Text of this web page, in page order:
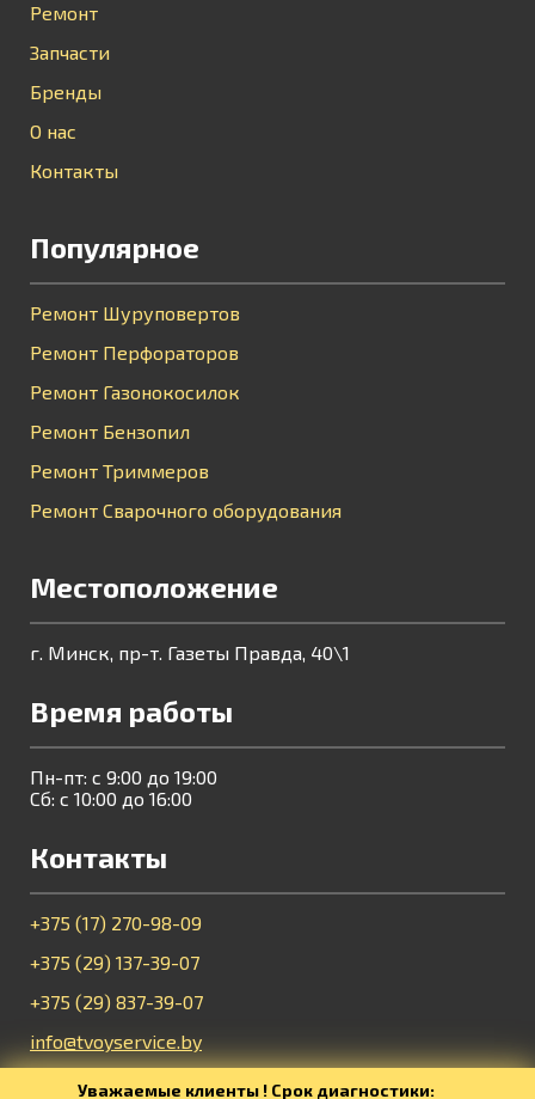
Ремонт
Запчасти
Бренды
О нас
Контакты
Популярное
Ремонт Шуруповертов
Ремонт Перфораторов
Ремонт Газонокосилок
Ремонт Бензопил
Ремонт Триммеров
Ремонт Сварочного оборудования
Местоположение
г. Минск, пр-т. Газеты Правда, 40\1
Время работы
Пн-пт: с 9:00 до 19:00
Сб: с 10:00 до 16:00
Контакты
+375 (17) 270-98-09
+375 (29) 137-39-07
+375 (29) 837-39-07
info@tvoyservice.by
Уважаемые клиенты ! Срок диагностики: